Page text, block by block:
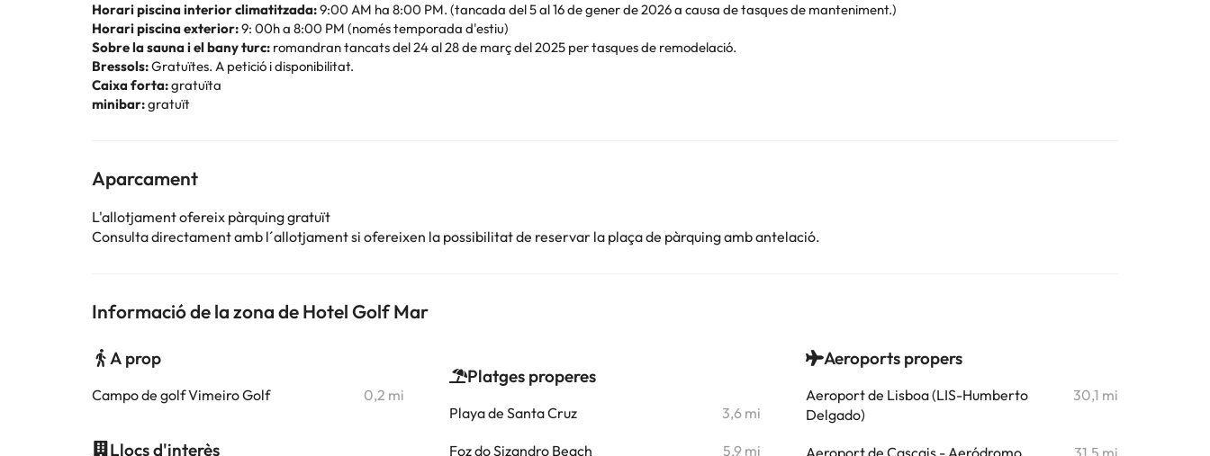
Horari piscina interior climatitzada:9:00 AM ha 8:00 PM. (tancada del 5 al 16 de gener de 2026 a causa de tasques de manteniment.)
Horari piscina exterior:9: 00h a 8:00 PM (només temporada d'estiu)
Sobre la sauna i el bany turc: romandran tancats del 24 al 28 de març del 2025 per tasques de remodelació.
Bressols:Gratuïtes. A petició i disponibilitat.
Caixa forta:gratuïta
minibar:gratuït
Aparcament
L'allotjament ofereix pàrquing gratuït
Consulta directament amb l´allotjament si ofereixen la possibilitat de reservar la plaça de pàrquing amb antelació.
Informació de la zona de Hotel Golf Mar
A prop
Campo de golf Vimeiro Golf 0,2 mi
Llocs d'interès
Platges properes
Playa de Santa Cruz 3,6 mi
Foz do Sizandro Beach 5,9 mi
Aeroports propers
Aeroport de Lisboa (LIS-Humberto
Delgado)
30,1 mi
Aeroport de Cascais - Aeródromo
31,5 mi